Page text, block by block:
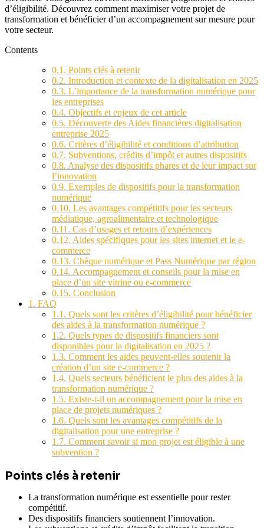
d’éligibilité. Découvrez comment maximiser votre projet de
transformation et bénéficier d’un accompagnement sur mesure pour
votre secteur.
Contents
0.1. Points clés à retenir
0.2. Introduction et contexte de la digitalisation en 2025
0.3. L’importance de la transformation numérique pour
les entreprises
0.4. Objectifs et enjeux de cet article
0.5. Découverte des Aides financières digitalisation
entreprise 2025
0.6. Critères d’éligibilité et conditions d’attribution
0.7. Subventions, crédits d’impôt et autres dispositifs
0.8. Analyse des dispositifs phares et de leur impact sur
l’innovation
0.9. Exemples de dispositifs pour la transformation
numérique
0.10. Les avantages compétitifs pour les secteurs
médiatique, agroalimentaire et technologique
0.11. Cas d’usages et retours d’expériences
0.12. Aides spécifiques pour les sites internet et le e-
commerce
0.13. Chèque numérique et Pass Numérique par région
0.14. Accompagnement et conseils pour la mise en
place d’un site vitrine ou e-commerce
0.15. Conclusion
1. FAQ
1.1. Quels sont les critères d’éligibilité pour bénéficier
des aides à la transformation numérique ?
1.2. Quels types de dispositifs financiers sont
disponibles pour la digitalisation en 2025 ?
1.3. Comment les aides peuvent-elles soutenir la
création d’un site e-commerce ?
1.4. Quels secteurs bénéficient le plus des aides à la
transformation numérique ?
1.5. Existe-t-il un accompagnement pour la mise en
place de projets numériques ?
1.6. Quels sont les avantages compétitifs de la
digitalisation pour une entreprise ?
1.7. Comment savoir si mon projet est éligible à une
subvention ?
Points clés à retenir
La transformation numérique est essentielle pour rester
compétitif.
Des dispositifs financiers soutiennent l’innovation.